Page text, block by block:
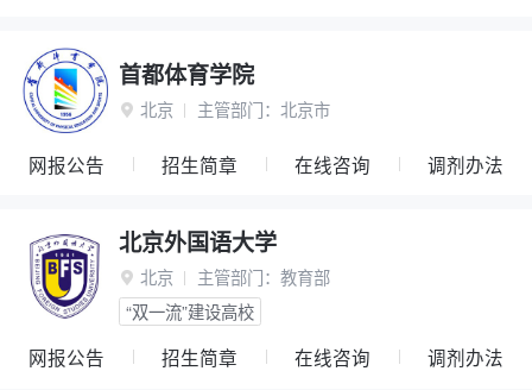
首都体育学院
 北京 主管部门： 北京市
网报公告 招生简章 在线咨询 调剂办法
北京外国语大学
 北京 主管部门： 教育部
“双一流”建设高校
网报公告 招生简章 在线咨询 调剂办法